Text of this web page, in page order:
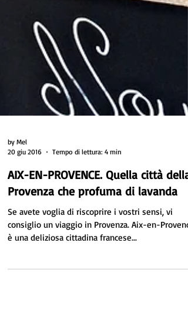
by Mel
AIX-EN-PROVENCE. Quella città della
Provenza che profuma di lavanda
Se avete voglia di riscoprire i vostri sensi, vi
è una deliziosa cittadina francese...